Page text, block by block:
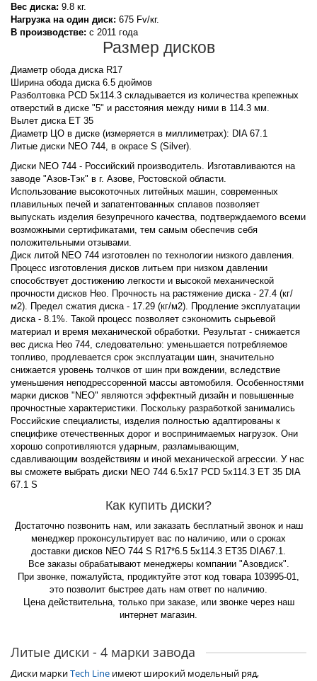
Вес диска: 9.8 кг.
Нагрузка на один диск: 675 Fv/кг.
В производстве: с 2011 года
Размер дисков
Диаметр обода диска R17
Ширина обода диска 6.5 дюймов
Разболтовка PCD 5x114.3 складывается из количества крепежных
отверстий в диске "5" и расстояния между ними в 114.3 мм.
Вылет диска ET 35
Диаметр ЦО в диске (измеряется в миллиметрах): DIA 67.1
Литые диски NEO 744, в окрасе S (Silver).
Диски NEO 744 - Российский производитель. Изготавливаются на
заводе "Азов-Тэк" в г. Азове, Ростовской области.
Использование высокоточных литейных машин, современных
плавильных печей и запатентованных сплавов позволяет
выпускать изделия безупречного качества, подтверждаемого всеми
возможными сертификатами, тем самым обеспечив себя
положительными отзывами.
Диск литой NEO 744 изготовлен по технологии низкого давления.
Процесс изготовления дисков литьем при низком давлении
способствует достижению легкости и высокой механической
прочности дисков Нео. Прочность на растяжение диска - 27.4 (кг/
м2). Предел сжатия диска - 17.29 (кг/м2). Продление эксплуатации
диска - 8.1%. Такой процесс позволяет сэкономить сырьевой
материал и время механической обработки. Результат - снижается
вес диска Нео 744, следовательно: уменьшается потребляемое
топливо, продлевается срок эксплуатации шин, значительно
снижается уровень толчков от шин при вождении, вследствие
уменьшения неподрессоренной массы автомобиля. Особенностями
марки дисков "NEO" являются эффектный дизайн и повышенные
прочностные характеристики. Поскольку разработкой занимались
Российские специалисты, изделия полностью адаптированы к
специфике отечественных дорог и воспринимаемых нагрузок. Они
хорошо сопротивляются ударным, разламывающим,
сдавливающим воздействиям и иной механической агрессии. У нас
вы сможете выбрать диски NEO 744 6.5x17 PCD 5x114.3 ET 35 DIA
67.1 S
Как купить диски?
Достаточно позвонить нам, или заказать бесплатный звонок и наш
менеджер проконсультирует вас по наличию, или о сроках
доставки дисков NEO 744 S R17*6.5 5x114.3 ET35 DIA67.1.
Все заказы обрабатывают менеджеры компании "Азовдиск".
При звонке, пожалуйста, продиктуйте этот код товара 103995-01,
это позволит быстрее дать нам ответ по наличию.
Цена действительна, только при заказе, или звонке через наш
интернет магазин.
Литые диски - 4 марки завода
Диски маркиTech Line имеют широкий модельный ряд,